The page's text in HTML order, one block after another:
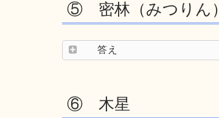
⑤ 密林（みつりん）
答え
⑥ 木星